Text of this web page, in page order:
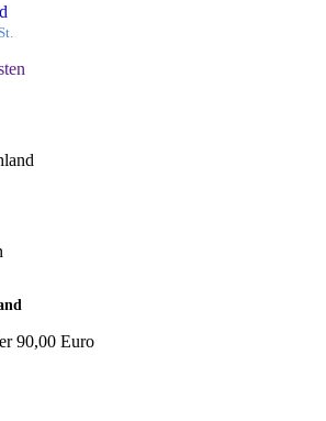
90,00 Euro